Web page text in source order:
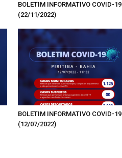
BOLETIM INFORMATIVO COVID-19
(22/11/2022)
BOLETIM INFORMATIVO COVID-19
(12/07/2022)